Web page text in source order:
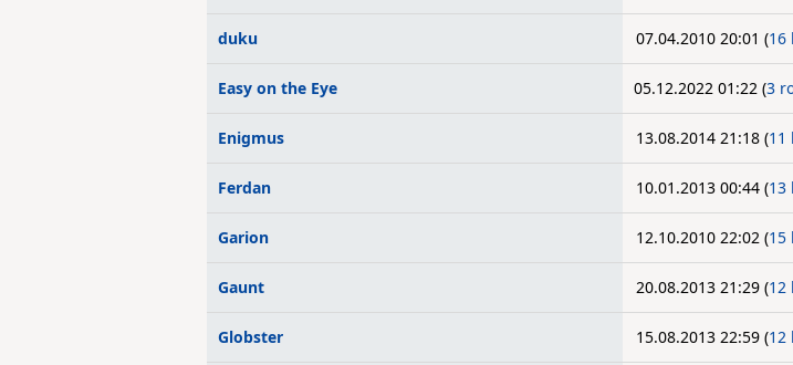
duku 07.04.2010 20:01 (16
Easy on the Eye 05.12.2022 01:22 (3
Enigmus 13.08.2014 21:18 (11
Ferdan 10.01.2013 00:44 (13
Garion 12.10.2010 22:02 (15
Gaunt 20.08.2013 21:29 (12
Globster 15.08.2013 22:59 (12